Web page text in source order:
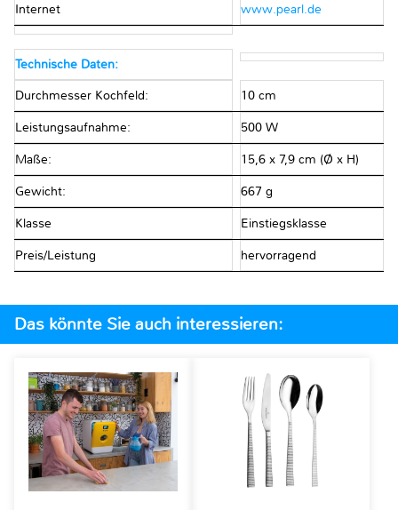
Internet www.pearl.de
Technische Daten:
Durchmesser Kochfeld: 10 cm
Leistungsaufnahme: 500 W
Maße: 15,6 x 7,9 cm (Ø x H)
Gewicht: 667 g
Klasse Einstiegsklasse
Preis/Leistung hervorragend
Das könnte Sie auch interessieren: